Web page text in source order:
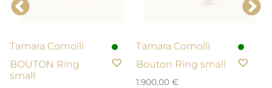
Tamara Comolli
BOUTON Ring
small
Tamara Comolli
Bouton Ring small
1.900,00 €